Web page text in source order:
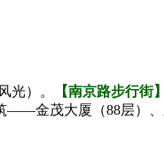
光）。 【南京路步行街】
——金茂大厦（88层）、